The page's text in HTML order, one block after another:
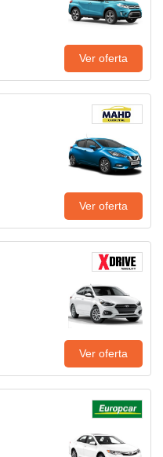
Ver oferta
Ver oferta
Ver oferta